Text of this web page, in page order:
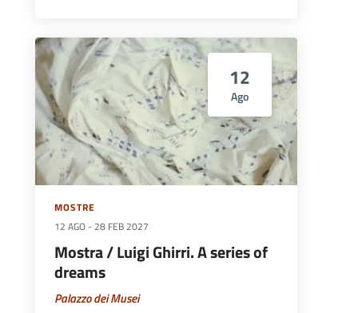
12
Ago
MOSTRE
12 AGO -28 FEB 2027
Mostra / Luigi Ghirri. A series of
dreams
Palazzo dei Musei